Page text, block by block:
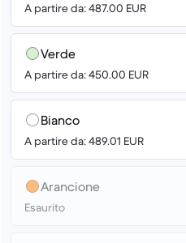
A partire da: 487.00 EUR
Verde
A partire da: 450.00 EUR
Bianco
A partire da: 489.01 EUR
Arancione
Esaurito